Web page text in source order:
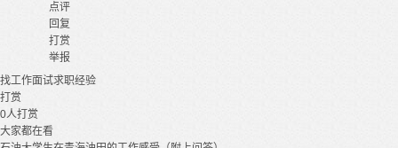
点评
回复
打赏
举报
找工作面试求职经验
打赏
0人打赏
大家都在看